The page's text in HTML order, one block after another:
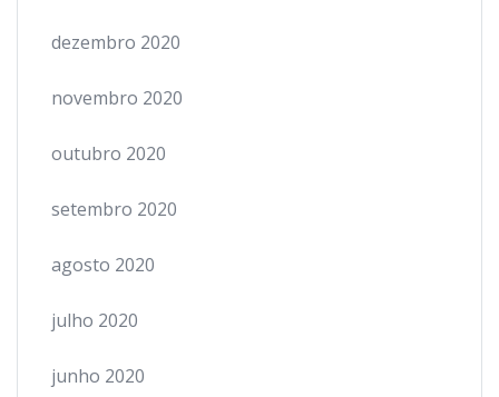
dezembro 2020
novembro 2020
outubro 2020
setembro 2020
agosto 2020
julho 2020
junho 2020